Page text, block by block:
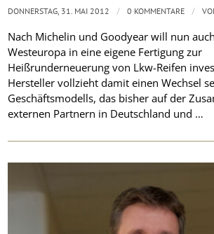
Nach Michelin und Goodyear will nun
Westeuropa in eine eigene Fertigung zur
Heißrunderneuerung von Lkw-Reifen
Hersteller vollzieht damit einen Wechsel
Geschäftsmodells, das bisher auf der
externen Partnern in Deutschland und …
DONNERSTAG, 31. MAI 2012 / 0 KOMMENTARE /